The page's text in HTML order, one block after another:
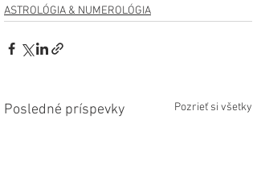
ASTROLÓGIA & NUMEROLÓGIA
Posledné príspevky Pozrieť si všetky